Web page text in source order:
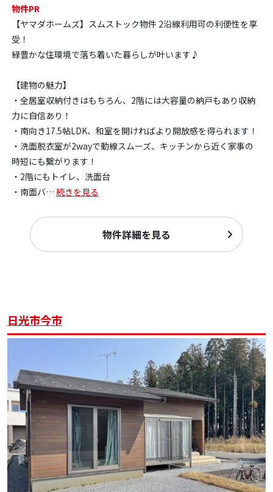
物件PR
【ヤマダホームズ】スムストック物件 2沿線利用可の利便性を享
受！
緑豊かな住環境で落ち着いた暮らしが叶います♪
【建物の魅力】
・全居室収納付きはもちろん、2階には大容量の納戸もあり収納
力に自信あり！
・南向き17.5帖LDK、和室を開ければより開放感を得られます！
・洗面脱衣室が2wayで動線スムーズ、キッチンから近く家事の
時短にも繋がります！
・2階にもトイレ、洗面台
・南面バ… 続きを見る
物件詳細を見る
日光市今市